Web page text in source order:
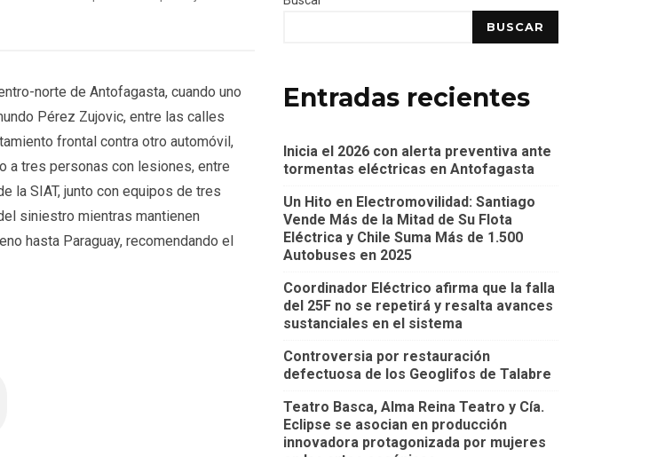
norte de Antofagasta, cuando uno
Pérez Zujovic, entre las calles
frontal contra otro automóvil,
a tres personas con lesiones, entre
la SIAT, junto con equipos de tres
siniestro mientras mantienen
hasta Paraguay, recomendando el
BUSCAR
Entradas recientes
Inicia el 2026 con alerta preventiva ante
tormentas eléctricas en Antofagasta
Un Hito en Electromovilidad: Santiago
Vende Más de la Mitad de Su Flota
Eléctrica y Chile Suma Más de 1.500
Autobuses en 2025
Coordinador Eléctrico afirma que la falla
del 25F no se repetirá y resalta avances
sustanciales en el sistema
Controversia por restauración
defectuosa de los Geoglifos de Talabre
Teatro Basca, Alma Reina Teatro y Cía.
Eclipse se asocian en producción
innovadora protagonizada por mujeres